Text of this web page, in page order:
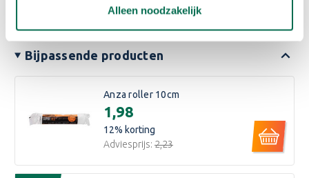
Alleen noodzakelijk
Bijpassende producten
Anza roller 10cm
€1,98
12% korting
Adviesprijs: €2,23